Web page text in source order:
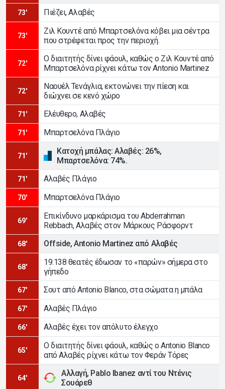
73' Πιέζει, Αλαβές
73'
Ζιλ Κουντέ από Μπαρτσελόνα κόβει μια σέντρα
που στρέφεται προς την περιοχή.
72'
Ο διαιτητής δίνει φάουλ, καθώς ο Ζιλ Κουντέ από
Μπαρτσελόνα ρίχνει κάτω τον Antonio Martinez
72'
Ναουέλ Τενάγλια, εκτονώνει την πίεση και
διώχνει σε κενό χώρο
71' Ελέυθερο, Αλαβές
71' Μπαρτσελόνα Πλάγιο
71'
Κατοχή μπάλας: Αλαβές: 26%,
Μπαρτσελόνα: 74%.
71' Αλαβές Πλάγιο
70' Μπαρτσελόνα Πλάγιο
69'
Επικίνδυνο μαρκάρισμα του Abderrahman
Rebbach, Αλαβές στον Μάρκους Ράσφορντ
68' Offside, Antonio Martinez από Αλαβές
68'
19.138 θεατές έδωσαν το «παρών» σήμερα στο
γήπεδο
67' Σουτ από Antonio Blanco, στα σώματα η μπάλα
67' Αλαβές Πλάγιο
66' Αλαβές έχει τον απόλυτο έλεγχο
65'
Ο διαιτητής δίνει φάουλ, καθώς ο Antonio Blanco
από Αλαβές ρίχνει κάτω τον Φεράν Τόρες
64'
Αλλαγή, Pablo Ibanez αντί του Ντένις
Σουάρεθ